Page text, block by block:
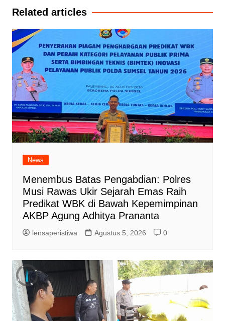
Related articles
News
Menembus Batas Pengabdian: Polres
Musi Rawas Ukir Sejarah Emas Raih
Predikat WBK di Bawah Kepemimpinan
AKBP Agung Adhitya Prananta
lensaperistiwa Agustus 5, 2026 0